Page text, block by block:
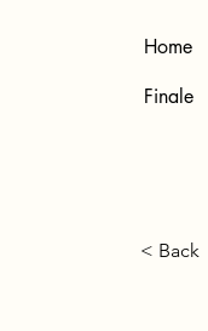
Home
Finale
< Back